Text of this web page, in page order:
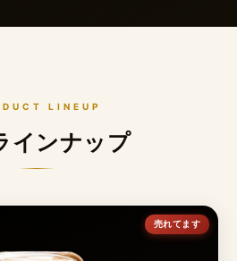
LINEUP
インナップ
売れてます